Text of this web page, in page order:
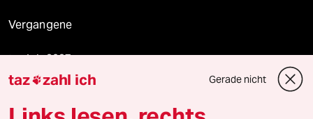
Vergangene
taz lab 2027
taz zahl ich Gerade nicht